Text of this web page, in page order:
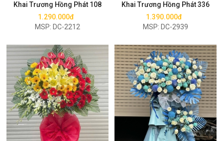
Khai Trương Hồng Phát 108
1.290.000đ
MSP: DC-2212
Khai Trương Hồng Phát 336
1.390.000đ
MSP: DC-2939